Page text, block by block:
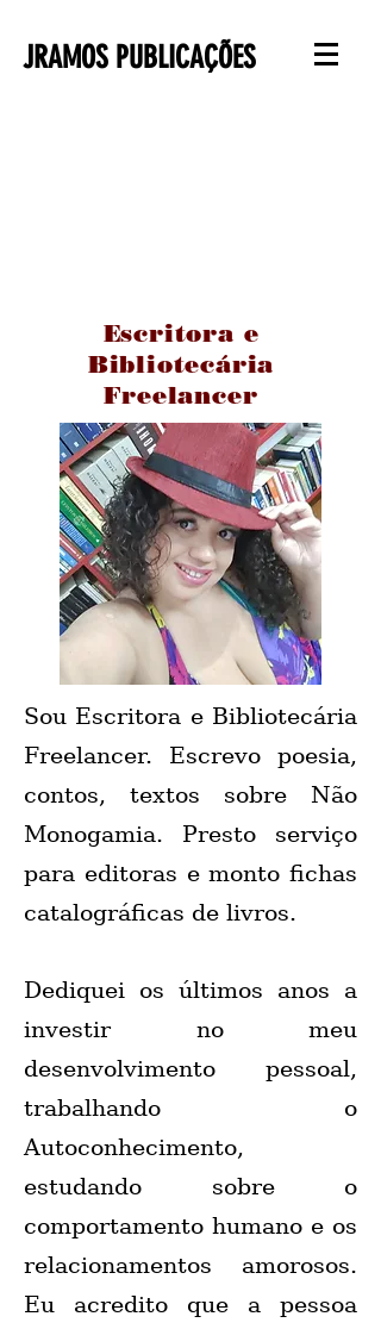
JRAMOS PUBLICAÇÕES
Escritora e
Bibliotecária
Freelancer
Sou Escritora e Bibliotecária
Freelancer. Escrevo poesia,
contos, textos sobre Não
Monogamia. Presto serviço
para editoras e monto fichas
catalográficas de livros.
Dediquei os últimos anos a
investir no meu
desenvolvimento pessoal,
trabalhando o
Autoconhecimento,
estudando sobre o
comportamento humano e os
relacionamentos amorosos.
Eu acredito que a pessoa